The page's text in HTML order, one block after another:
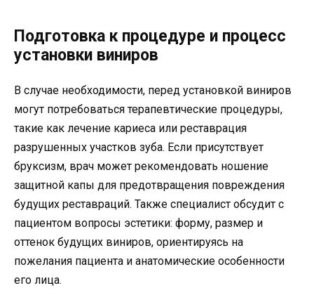
Подготовка к процедуре и процесс
установки виниров
В случае необходимости, перед установкой виниров
могут потребоваться терапевтические процедуры,
такие как лечение кариеса или реставрация
разрушенных участков зуба. Если присутствует
бруксизм, врач может рекомендовать ношение
защитной капы для предотвращения повреждения
будущих реставраций. Также специалист обсудит с
пациентом вопросы эстетики: форму, размер и
оттенок будущих виниров, ориентируясь на
пожелания пациента и анатомические особенности
его лица.